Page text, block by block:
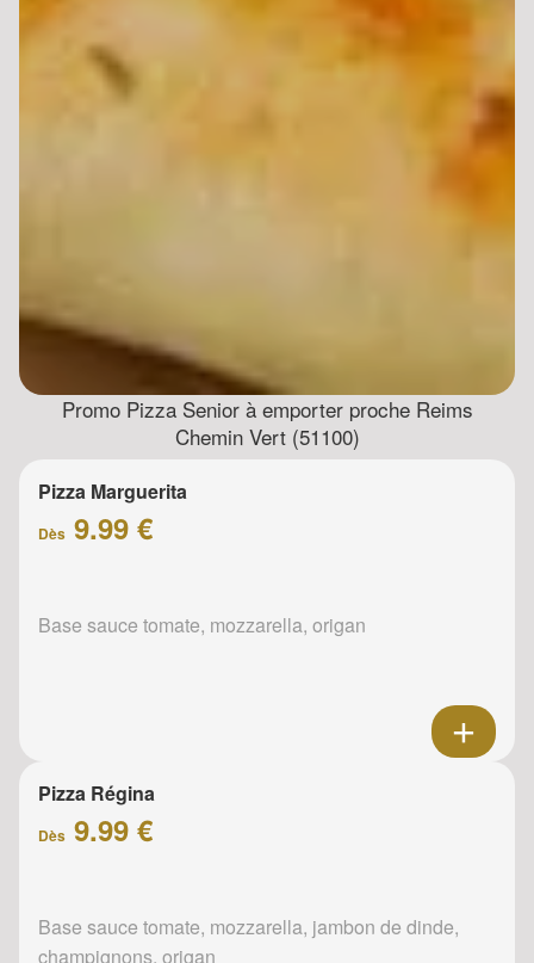
Promo Pizza Senior à emporter proche Reims
Chemin Vert (51100)
Pizza Marguerita
Dès 9.99 €
Base sauce tomate, mozzarella, origan
Pizza Régina
Dès 9.99 €
Base sauce tomate, mozzarella, jambon de dinde,
champignons, origan